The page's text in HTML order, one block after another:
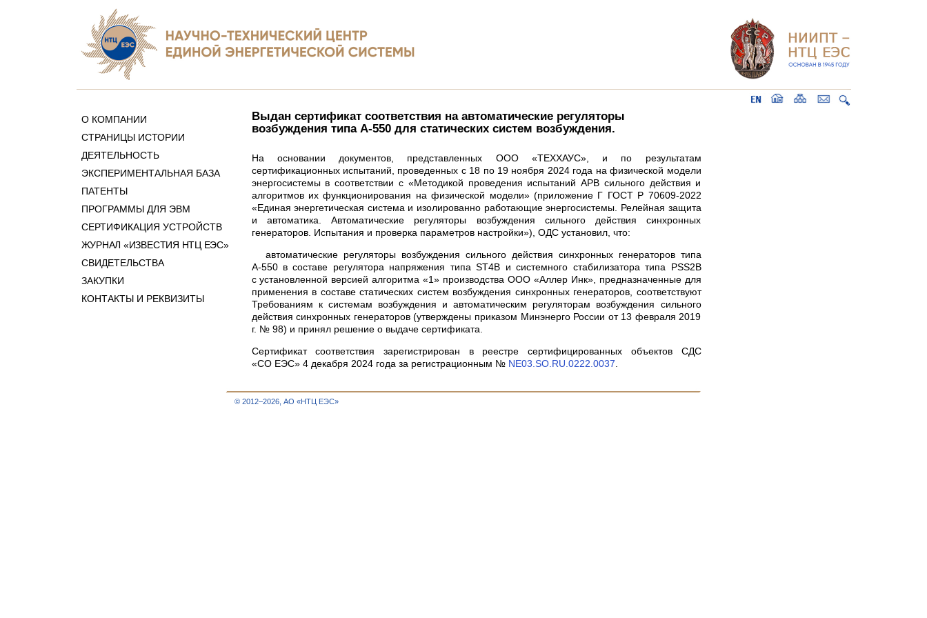
О КОМПАНИИ
СТРАНИЦЫ ИСТОРИИ
ДЕЯТЕЛЬНОСТЬ
ЭКСПЕРИМЕНТАЛЬНАЯ БАЗА
ПАТЕНТЫ
ПРОГРАММЫ ДЛЯ ЭВМ
СЕРТИФИКАЦИЯ УСТРОЙСТВ
ЖУРНАЛ «ИЗВЕСТИЯ НТЦ ЕЭС»
СВИДЕТЕЛЬСТВА
ЗАКУПКИ
КОНТАКТЫ И РЕКВИЗИТЫ
Выдан сертификат соответствия на автоматические регуляторы
возбуждения типа A-550 для статических систем возбуждения.
На основании документов, представленных ООО «ТЕХХАУС», и по результатам
сертификационных испытаний, проведенных с 18 по 19 ноября 2024 года на физической модели
энергосистемы в соответствии с «Методикой проведения испытаний АРВ сильного действия и
алгоритмов их функционирования на физической модели» (приложение Г ГОСТ Р 70609-2022
«Единая энергетическая система и изолированно работающие энергосистемы. Релейная защита
и автоматика. Автоматические регуляторы возбуждения сильного действия синхронных
генераторов. Испытания и проверка параметров настройки»), ОДС установил, что:
автоматические регуляторы возбуждения сильного действия синхронных генераторов типа
А-550 в составе регулятора напряжения типа ST4B и системного стабилизатора типа PSS2B
с установленной версией алгоритма «1» производства ООО «Аллер Инк», предназначенные для
применения в составе статических систем возбуждения синхронных генераторов, соответствуют
Требованиям к системам возбуждения и автоматическим регуляторам возбуждения сильного
действия синхронных генераторов (утверждены приказом Минэнерго России от 13 февраля 2019
г. № 98) и принял решение о выдаче сертификата.
Сертификат соответствия зарегистрирован в реестре сертифицированных объектов СДС
«СО ЕЭС» 4 декабря 2024 года за регистрационным №NE03.SO.RU.0222.0037
© 2012–2026, АО «НТЦ ЕЭС»